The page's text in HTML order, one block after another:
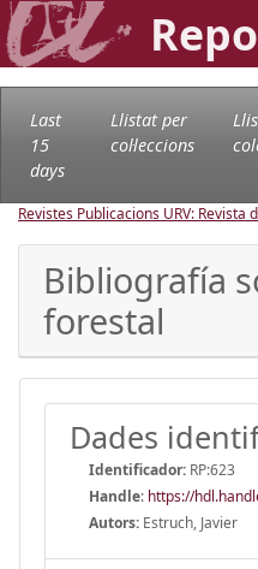
Last
15
days
Llistat per
col·leccions
Revistes Publicacions URV: Revista
Bibliografía
forestal
Dades
Identificador: RP:623
Handle: https://
Autors: Estruch, Javier